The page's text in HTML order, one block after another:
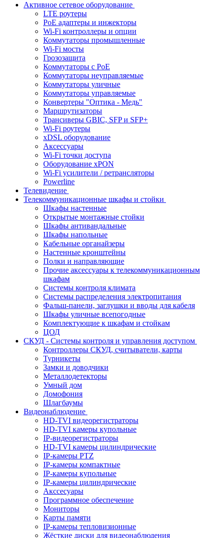
Активное сетевое оборудование
LTE роутеры
PoE адаптеры и инжекторы
Wi-Fi контроллеры и опции
Коммутаторы промышленные
Wi-Fi мосты
Грозозащита
Коммутаторы c PoE
Коммутаторы неуправляемые
Коммутаторы уличные
Коммутаторы управляемые
Конвертеры "Оптика - Медь"
Маршрутизаторы
Трансиверы GBIC, SFP и SFP+
Wi-Fi роутеры
xDSL оборудование
Аксессуары
Wi-Fi точки доступа
Оборудование хPON
Wi-Fi усилители / ретрансляторы
Powerline
Телевидение
Телекоммуникационные шкафы и стойки
Шкафы настенные
Открытые монтажные стойки
Шкафы антивандальные
Шкафы напольные
Кабельные органайзеры
Настенные кронштейны
Полки и направляющие
Прочие аксессуары к телекоммуникационным
шкафам
Системы контроля климата
Системы распределения электропитания
Фальш-панели, заглушки и вводы для кабеля
Шкафы уличные всепогодные
Комплектующие к шкафам и стойкам
ЦОД
СКУД - Системы контроля и управления доступом
Контроллеры СКУД, считыватели, карты
Турникеты
Замки и доводчики
Металлодетекторы
Умный дом
Домофония
Шлагбаумы
Видеонаблюдение
HD-TVI видеорегистраторы
HD-TVI камеры купольные
IP-видеорегистраторы
HD-TVI камеры цилиндрические
IP-камеры PTZ
IP-камеры компактные
IP-камеры купольные
IP-камеры цилиндрические
Акссесуары
Программное обеспечение
Мониторы
Карты памяти
IP-камеры тепловизионные
Жёсткие диски для видеонаблюдения